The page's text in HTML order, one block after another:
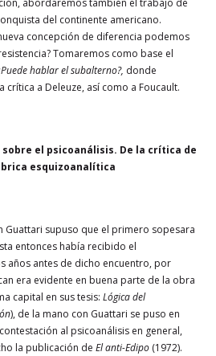
del continente americano.
concepción de diferencia podemos
Tomaremos como base el
hablar el subalterno?, donde
crítica a Deleuze, así como a Foucault.
el psicoanálisis. De la crítica de
esquizoanalítica
Guattari supuso que el primero sopesara
entonces había recibido el
años antes de dicho encuentro, por
era evidente en buena parte de la obra
capital en sus tesis:Lógica del
), de la mano con Guattari se puso en
al psicoanálisis en general,
la publicación deEl anti-Edipo (1972).